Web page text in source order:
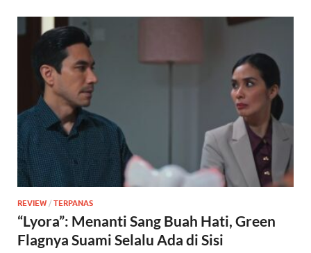
REVIEW / TERPANAS
“Lyora”: Menanti Sang Buah Hati, Green
Flagnya Suami Selalu Ada di Sisi